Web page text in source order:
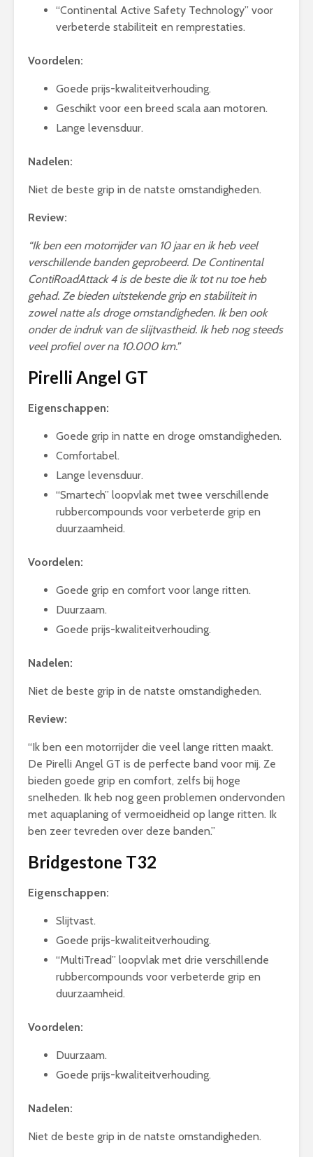
“Continental Active Safety Technology” voor
verbeterde stabiliteit en remprestaties.
Voordelen:
Goede prijs-kwaliteitverhouding.
Geschikt voor een breed scala aan motoren.
Lange levensduur.
Nadelen:
Niet de beste grip in de natste omstandigheden.
Review:
“Ik ben een motorrijder van 10 jaar en ik heb veel
verschillende banden geprobeerd. De Continental
ContiRoadAttack 4 is de beste die ik tot nu toe heb
gehad. Ze bieden uitstekende grip en stabiliteit in
zowel natte als droge omstandigheden. Ik ben ook
onder de indruk van de slijtvastheid. Ik heb nog steeds
veel profiel over na 10.000 km.”
Pirelli Angel GT
Eigenschappen:
Goede grip in natte en droge omstandigheden.
Comfortabel.
Lange levensduur.
“Smartech” loopvlak met twee verschillende
rubbercompounds voor verbeterde grip en
duurzaamheid.
Voordelen:
Goede grip en comfort voor lange ritten.
Duurzaam.
Goede prijs-kwaliteitverhouding.
Nadelen:
Niet de beste grip in de natste omstandigheden.
Review:
“Ik ben een motorrijder die veel lange ritten maakt.
De Pirelli Angel GT is de perfecte band voor mij. Ze
bieden goede grip en comfort, zelfs bij hoge
snelheden. Ik heb nog geen problemen ondervonden
met aquaplaning of vermoeidheid op lange ritten. Ik
ben zeer tevreden over deze banden.”
Bridgestone T32
Eigenschappen:
Slijtvast.
Goede prijs-kwaliteitverhouding.
“MultiTread” loopvlak met drie verschillende
rubbercompounds voor verbeterde grip en
duurzaamheid.
Voordelen:
Duurzaam.
Goede prijs-kwaliteitverhouding.
Nadelen:
Niet de beste grip in de natste omstandigheden.